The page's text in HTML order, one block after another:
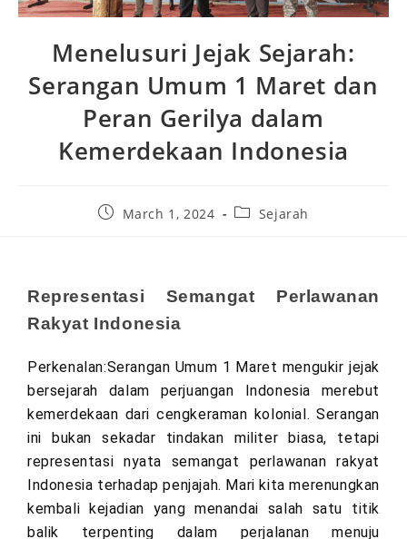
Menelusuri Jejak Sejarah:
Serangan Umum 1 Maret dan
Peran Gerilya dalam
Kemerdekaan Indonesia
March 1, 2024 Sejarah
Representasi Semangat Perlawanan
Rakyat Indonesia
Perkenalan:Serangan Umum 1 Maret mengukir jejak
bersejarah dalam perjuangan Indonesia merebut
kemerdekaan dari cengkeraman kolonial. Serangan
ini bukan sekadar tindakan militer biasa, tetapi
representasi nyata semangat perlawanan rakyat
Indonesia terhadap penjajah. Mari kita merenungkan
kembali kejadian yang menandai salah satu titik
balik terpenting dalam perjalanan menuju